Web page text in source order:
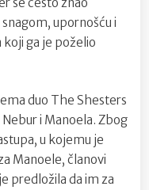
upornošću i
ga je poželio
duo The Shesters
i Manoela. Zbog
u kojemu je
Manoele, članovi
predložila da im za